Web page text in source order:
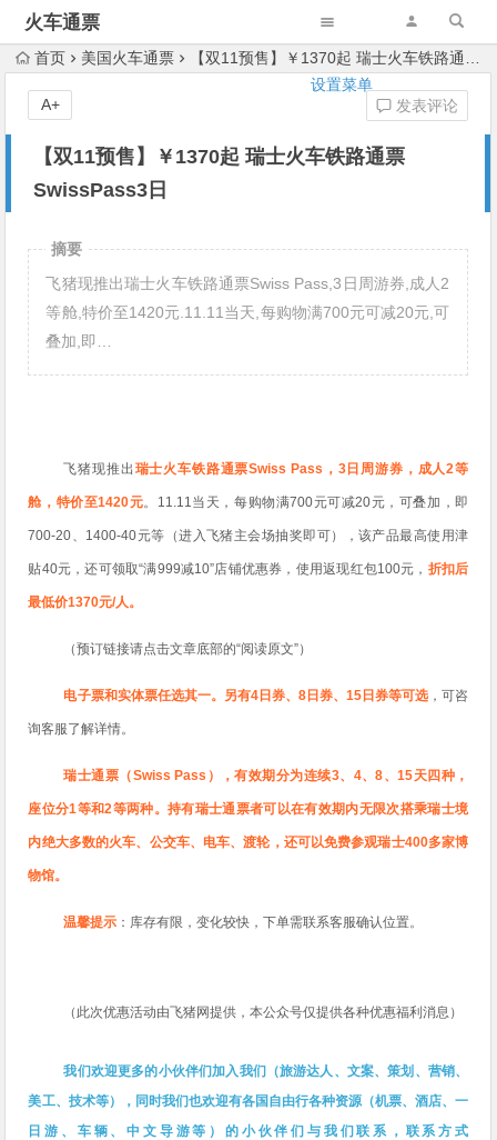
火车通票
设置菜单
首页 美国火车通票 【双11预售】￥1370起 瑞士火车铁路通票SwissPass3日
【双11预售】￥1370起 瑞士火车铁路通票
SwissPass3日
发表评论
A+
摘要
飞猪现推出瑞士火车铁路通票Swiss Pass,3日周游券,成人2
等舱,特价至1420元.11.11当天,每购物满700元可减20元,可
叠加,即…
飞猪现推出 瑞士火车铁路通票Swiss Pass，3日周游券，成人2等
舱，特价至1420元。 11.11当天，每购物满700元可减20元，可叠加，即
700-20、1400-40元等（进入飞猪主会场抽奖即可），该产品最高使用津
贴40元，还可领取“满999减10”店铺优惠券，使用返现红包100元， 折扣后
最低价1370元/人。
（预订链接请点击文章底部的“阅读原文”）
电子票和实体票任选其一。另有4日券、8日券、15日券等可选 ，可咨
询客服了解详情。
瑞士通票（Swiss Pass），有效期分为连续3、4、8、15天四种，
座位分1等和2等两种。持有瑞士通票者可以在有效期内无限次搭乘瑞士境
内绝大多数的火车、公交车、电车、渡轮，还可以免费参观瑞士400多家博
物馆。
温馨提示 ：库存有限，变化较快，下单需联系客服确认位置。
（此次优惠活动由飞猪网提供，本公众号仅提供各种优惠福利消息）
我们欢迎更多的小伙伴们加入我们（旅游达人、文案、策划、营销、
美工、技术等），同时我们也欢迎有各国自由行各种资源（机票、酒店、一
日游、车辆、中文导游等）的小伙伴们与我们联系，联系方式